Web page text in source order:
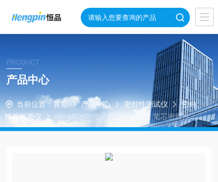
PRODUCT
产品中心
当前位置： 首页 产品中心 密封性测试仪
密封
性能检测仪
HP-MFY-01电子元器件检漏仪 笔芯密封性测
试仪